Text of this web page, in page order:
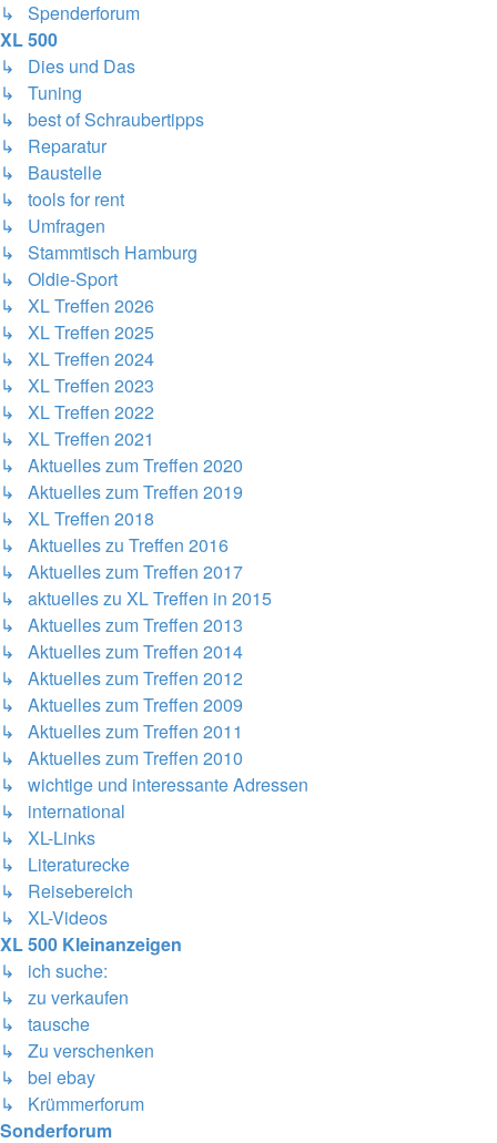
↳ Spenderforum
XL 500
↳ Dies und Das
↳ Tuning
↳ best of Schraubertipps
↳ Reparatur
↳ Baustelle
↳ tools for rent
↳ Umfragen
↳ Stammtisch Hamburg
↳ Oldie-Sport
↳ XL Treffen 2026
↳ XL Treffen 2025
↳ XL Treffen 2024
↳ XL Treffen 2023
↳ XL Treffen 2022
↳ XL Treffen 2021
↳ Aktuelles zum Treffen 2020
↳ Aktuelles zum Treffen 2019
↳ XL Treffen 2018
↳ Aktuelles zu Treffen 2016
↳ Aktuelles zum Treffen 2017
↳ aktuelles zu XL Treffen in 2015
↳ Aktuelles zum Treffen 2013
↳ Aktuelles zum Treffen 2014
↳ Aktuelles zum Treffen 2012
↳ Aktuelles zum Treffen 2009
↳ Aktuelles zum Treffen 2011
↳ Aktuelles zum Treffen 2010
↳ wichtige und interessante Adressen
↳ international
↳ XL-Links
↳ Literaturecke
↳ Reisebereich
↳ XL-Videos
XL 500 Kleinanzeigen
↳ ich suche:
↳ zu verkaufen
↳ tausche
↳ Zu verschenken
↳ bei ebay
↳ Krümmerforum
Sonderforum